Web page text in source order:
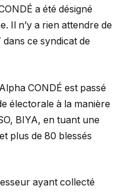
a été désigné
Il n’y a rien attendre de
dans ce syndicat de
CONDÉ est passé
électorale à la manière
BIYA, en tuant une
plus de 80 blessés
ayant collecté